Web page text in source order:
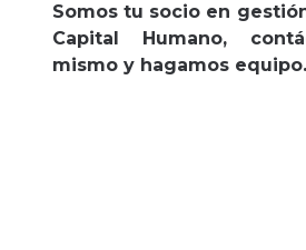
Somos tu socio en
Capital Humano,
mismo y hagamos equipo.